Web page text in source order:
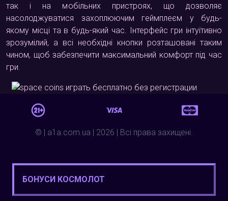
так і на мобільних пристроях, що дозволяє
насолоджуватися захоплюючим геймплеєм у будь-
якому місці та в будь-який час. Інтерфейс гри інтуїтивно
зрозумілий, а всі необхідні кнопки розташовані таким
чином, щоб забезпечити максимальний комфорт під час
гри.
© | a1a.com.ua | 2026 | Всі права захищені.